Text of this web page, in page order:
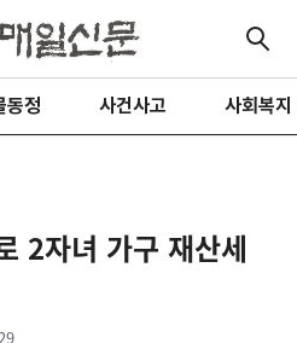
동정 사건사고 사회복지
2자녀 가구 재산세